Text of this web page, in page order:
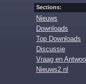
Sections:
Nieuws
Downloads
Top Downloads
Discussie
Vraag en
Nieuws2.nl